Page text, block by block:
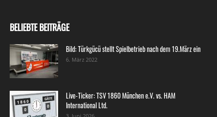
BELIEBTE BEITRÄGE
Bild: Türkgücü stellt Spielbetrieb nach dem 19.März ein
6. März 2022
Live-Ticker: TSV 1860 München e.V. vs. HAM
International Ltd.